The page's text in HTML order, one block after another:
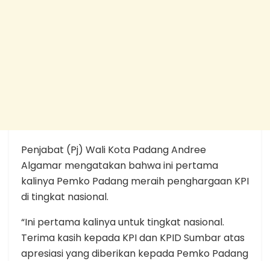
Penjabat (Pj) Wali Kota Padang Andree
Algamar mengatakan bahwa ini pertama
kalinya Pemko Padang meraih penghargaan KPI
di tingkat nasional.
“Ini pertama kalinya untuk tingkat nasional.
Terima kasih kepada KPI dan KPID Sumbar atas
apresiasi yang diberikan kepada Pemko Padang